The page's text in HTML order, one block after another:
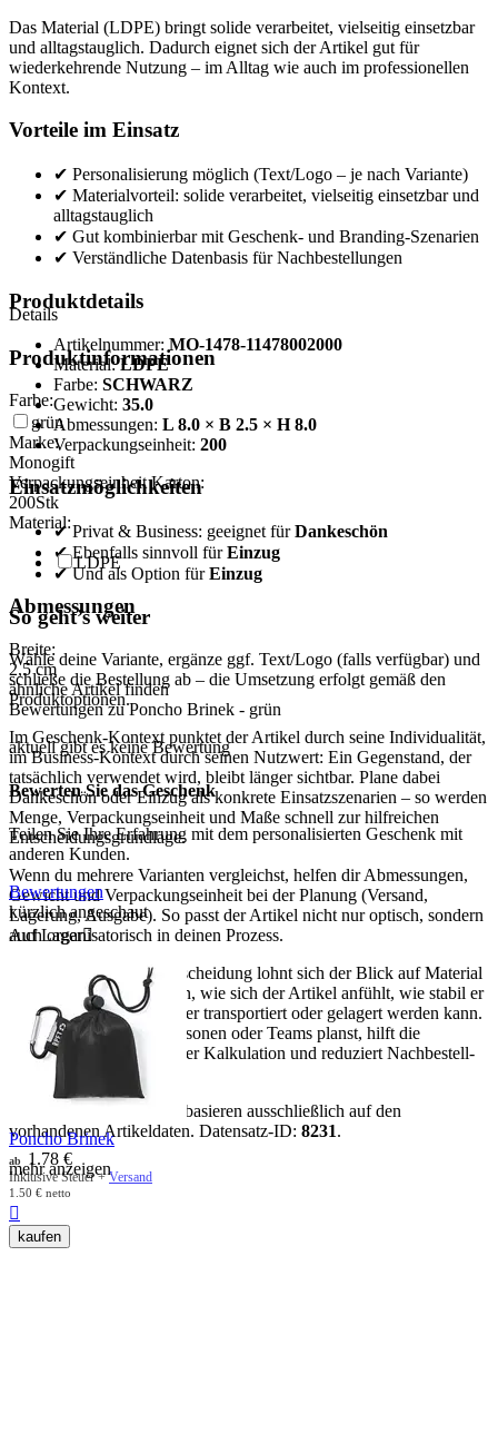
Das Material (LDPE) bringt solide verarbeitet, vielseitig einsetzbar
und alltagstauglich. Dadurch eignet sich der Artikel gut für
wiederkehrende Nutzung – im Alltag wie auch im professionellen
Kontext.
Vorteile im Einsatz
✔ Personalisierung möglich (Text/Logo – je nach Variante)
✔ Materialvorteil: solide verarbeitet, vielseitig einsetzbar und
alltagstauglich
✔ Gut kombinierbar mit Geschenk- und Branding-Szenarien
✔ Verständliche Datenbasis für Nachbestellungen
Produktdetails
Artikelnummer: MO-1478-11478002000
Material:LDPE
Farbe: SCHWARZ
Gewicht: 35.0
Abmessungen: L 8.0 × B 2.5 × H 8.0
Verpackungseinheit: 200
Einsatzmöglichkeiten
✔ Privat & Business: geeignet fürDankeschön
✔ Ebenfalls sinnvoll fürEinzug
✔ Und als Option fürEinzug
So geht’s weiter
Wähle deine Variante, ergänze ggf. Text/Logo (falls verfügbar) und
schließe die Bestellung ab – die Umsetzung erfolgt gemäß den
Produktoptionen.
Im Geschenk-Kontext punktet der Artikel durch seine Individualität,
im Business-Kontext durch seinen Nutzwert: Ein Gegenstand, der
tatsächlich verwendet wird, bleibt länger sichtbar. Plane dabei
Dankeschön oder Einzug als konkrete Einsatzszenarien – so werden
Menge, Verpackungseinheit und Maße schnell zur hilfreichen
Entscheidungsgrundlage.
Wenn du mehrere Varianten vergleichst, helfen dir Abmessungen,
Gewicht und Verpackungseinheit bei der Planung (Versand,
Lagerung, Ausgabe). So passt der Artikel nicht nur optisch, sondern
auch organisatorisch in deinen Prozess.
Für eine sichere Kaufentscheidung lohnt sich der Blick auf Material
und Maße: Sie bestimmen, wie sich der Artikel anfühlt, wie stabil er
im Gebrauch ist und wie er transportiert oder gelagert werden kann.
Wenn du für mehrere Personen oder Teams planst, hilft die
Verpackungseinheit bei der Kalkulation und reduziert Nachbestell-
Risiken.
Alle Aussagen basieren ausschließlich auf den
vorhandenen Artikeldaten. Datensatz-ID: 8231.
mehr anzeigen
Details
Produktinformationen
Farbe:
grün
Marke:
Monogift
Verpackungseinheit Karton:
200Stk
Material:
LDPE
Abmessungen
Breite:
2,5cm
ähnliche Artikel finden
Bewertungen zu Poncho Brinek - grün
aktuell gibt es keine Bewertung
Bewerten Sie das Geschenk
Teilen Sie Ihre Erfahrung mit dem personalisierten Geschenk mit
anderen Kunden.
Bewertungen
kürzlich angeschaut
Auf Lager
Poncho Brinek
ab 1.78 €
Inklusive Steuer +Versand
1.50 € netto

kaufen